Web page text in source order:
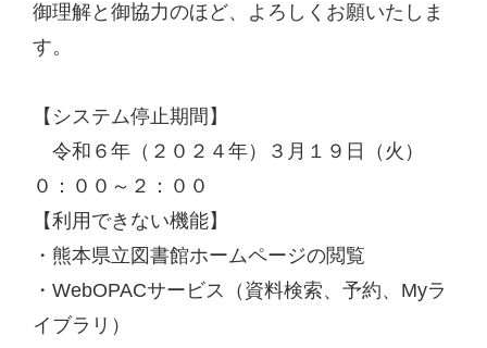
御理解と御協力のほど、よろしくお願いたしま
す。
【システム停止期間】
令和６年（２０２４年）３月１９日（火）
０：００～２：００
【利用できない機能】
・熊本県立図書館ホームページの閲覧
・WebOPACサービス（資料検索、予約、Myラ
イブラリ）